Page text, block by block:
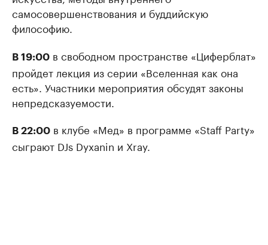
самосовершенствования и буддийскую
философию.
В 19:00 в свободном пространстве «Циферблат»
пройдет лекция из серии «Вселенная как она
есть». Участники мероприятия обсудят законы
непредсказуемости.
В 22:00 в клубе «Мед» в программе «Staff Party»
сыграют DJs Dyxanin и Xray.